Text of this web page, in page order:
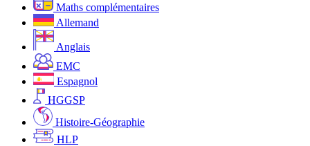
Maths complémentaires
Allemand
Anglais
EMC
Espagnol
HGGSP
Histoire-Géographie
HLP